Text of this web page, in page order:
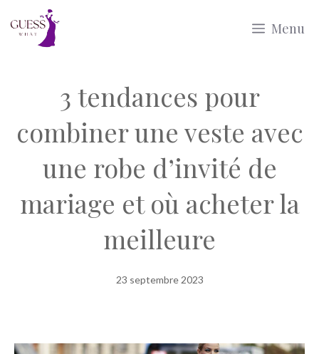
Menu
3 tendances pour
combiner une veste avec
une robe d’invité de
mariage et où acheter la
meilleure
23 septembre 2023